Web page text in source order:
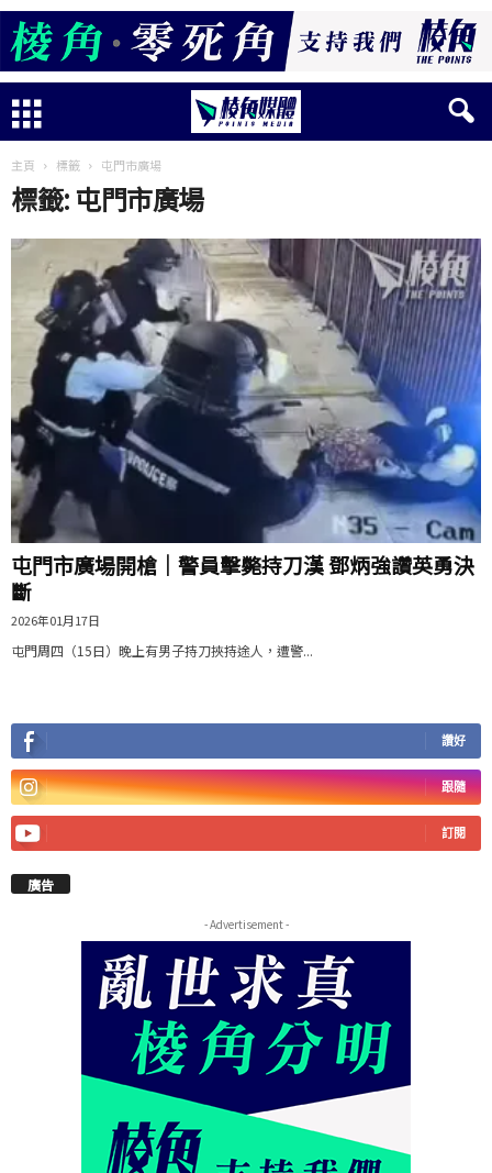
主頁 標籤 屯門市廣場
標籤: 屯門市廣場
屯門市廣場開槍｜警員擊斃持刀漢 鄧炳強讚英勇決
斷
2026年01月17日
屯門周四（15日）晚上有男子持刀挾持途人，遭警...
讚好
跟隨
訂閱
廣告
- Advertisement -